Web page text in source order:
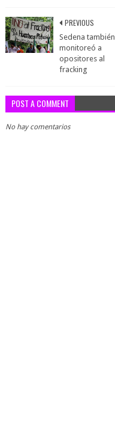
PREVIOUS
Sedena también
monitoreó a
opositores al
fracking
POST A COMMENT
No hay comentarios